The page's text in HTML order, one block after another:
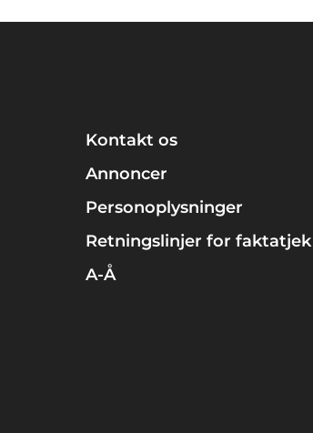
Kontakt os
Annoncer
Personoplysninger
Retningslinjer for faktatjek
A-Å